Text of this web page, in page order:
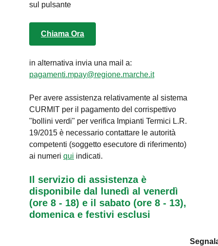
sul pulsante
Chiama Ora
in alternativa invia una mail a:
pagamenti.mpay@regione.marche.it
Per avere assistenza relativamente al sistema
CURMIT per il pagamento del corrispettivo
"bollini verdi" per verifica Impianti Termici L.R.
19/2015 è necessario contattare le autorità
competenti (soggetto esecutore di riferimento)
ai numeri qui indicati.
Il servizio di assistenza è
disponibile dal lunedì al venerdì
(ore 8 - 18) e il sabato (ore 8 - 13),
domenica e festivi esclusi